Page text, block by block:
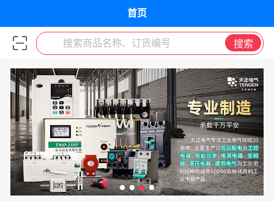
首页
搜索商品名称、订货编号 搜索
宏伟天马与网易严选达成品牌合作
宏伟供应链与第一师阿拉尔市签署战略框架合